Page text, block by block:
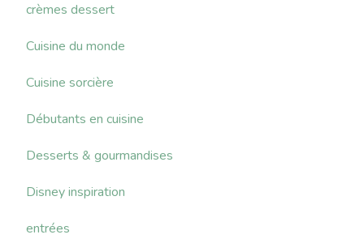
crèmes dessert
Cuisine du monde
Cuisine sorcière
Débutants en cuisine
Desserts & gourmandises
Disney inspiration
entrées